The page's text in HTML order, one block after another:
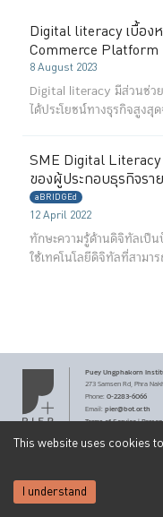
This website uses cookies
I understand
Digital literacy เบื้อง
Commerce Platform
8 August 2023
Digital literacy มีส่วนช่วย
ได้ประโยชน์ทางธุรกิจสูงสุ
SME Digital
ของผู้ประกอบธุรกิจรา
aBRIDGEd
12 April 2022
ทักษะความรู้ด้านดิจิทัลเป็
ใช้เทคโนโลยีดิจิทัลที่สามาร
Puey Ungphakorn
273 Samsen Rd,Phra
Phone: 0-2283-6066
Email: pier@bot.or.th
Terms of Service|
Copyright ©2026by Puey Ungphakorn
Attribution-NonCommercial-ShareAlike 3.0